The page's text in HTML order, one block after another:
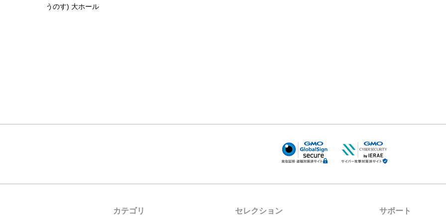
うのす) 大ホール
カテゴリ セレクション サポート